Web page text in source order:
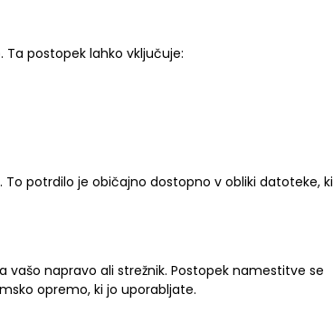
postopek lahko vključuje:
potrdilo je običajno dostopno v obliki datoteke, ki
napravo ali strežnik. Postopek namestitve se
opremo, ki jo uporabljate.